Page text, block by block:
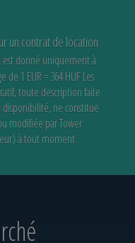
un contrat de location
est donné uniquement à
1 EUR = 364 HUFLes
toute description faite
disponibilité,ne constitue
modifiée par Tower
à tout moment.